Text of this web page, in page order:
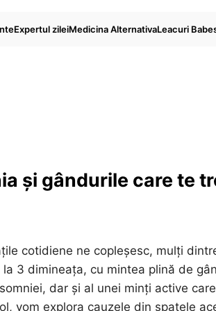
Expertul zileiMedicina AlternativaLeacuri
și gândurile care te
cotidiene ne copleșesc, mulți
3 dimineața, cu mintea plină de
dar și al unei minți active
vom explora cauzele din spatele